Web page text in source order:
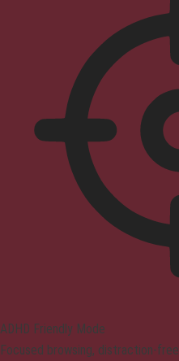
ADHD Friendly Mode
Focused browsing, distraction-free